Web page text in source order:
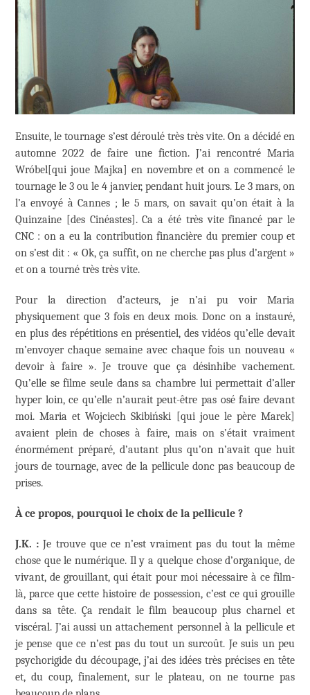
Ensuite, le tournage s’est déroulé très très vite. On a décidé en
automne 2022 de faire une fiction. J’ai rencontré Maria
Wróbel[qui joue Majka] en novembre et on a commencé le
tournage le 3 ou le 4 janvier, pendant huit jours. Le 3 mars, on
l’a envoyé à Cannes ; le 5 mars, on savait qu’on était à la
Quinzaine [des Cinéastes]. Ca a été très vite financé par le
CNC : on a eu la contribution financière du premier coup et
on s’est dit : « Ok, ça suffit, on ne cherche pas plus d’argent »
et on a tourné très très vite.
Pour la direction d’acteurs, je n’ai pu voir Maria
physiquement que 3 fois en deux mois. Donc on a instauré,
en plus des répétitions en présentiel, des vidéos qu’elle devait
m’envoyer chaque semaine avec chaque fois un nouveau «
devoir à faire ». Je trouve que ça désinhibe vachement.
Qu’elle se filme seule dans sa chambre lui permettait d’aller
hyper loin, ce qu’elle n’aurait peut-être pas osé faire devant
moi. Maria et Wojciech Skibiński [qui joue le père Marek]
avaient plein de choses à faire, mais on s’était vraiment
énormément préparé, d’autant plus qu’on n’avait que huit
jours de tournage, avec de la pellicule donc pas beaucoup de
prises.
À ce propos, pourquoi le choix de la pellicule ?
J.K. : Je trouve que ce n’est vraiment pas du tout la même
chose que le numérique. Il y a quelque chose d’organique, de
vivant, de grouillant, qui était pour moi nécessaire à ce film-
là, parce que cette histoire de possession, c’est ce qui grouille
dans sa tête. Ça rendait le film beaucoup plus charnel et
viscéral. J’ai aussi un attachement personnel à la pellicule et
je pense que ce n’est pas du tout un surcoût. Je suis un peu
psychorigide du découpage, j’ai des idées très précises en tête
et, du coup, finalement, sur le plateau, on ne tourne pas